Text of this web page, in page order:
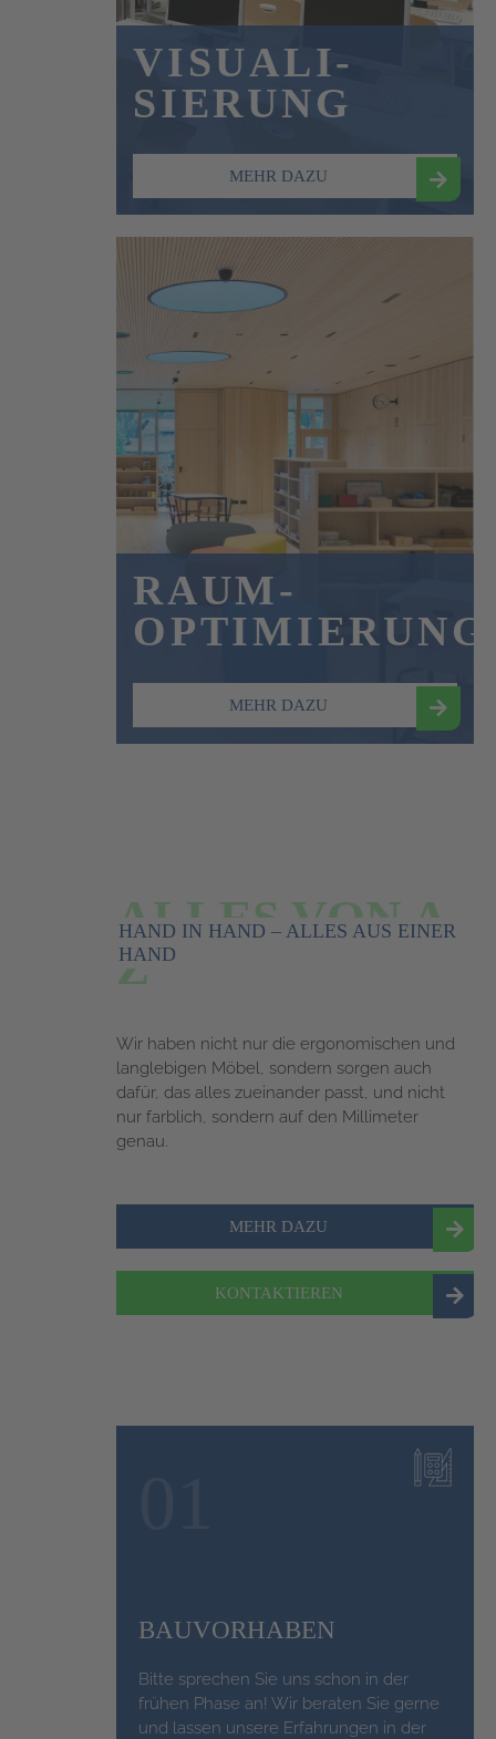
VISUALI-
SIERUNG
MEHR DAZU
RAUM-
OPTIMIERUNG
MEHR DAZU
ALLES VON A-
Z
HAND IN HAND – ALLES AUS EINER
HAND
Wir haben nicht nur die ergonomischen und
langlebigen Möbel, sondern sorgen auch
dafür, das alles zueinander passt, und nicht
nur farblich, sondern auf den Millimeter
genau.
MEHR DAZU
KONTAKTIEREN
BAUVORHABEN
Bitte sprechen Sie uns schon in der
frühen Phase an! Wir beraten Sie gerne
und lassen unsere Erfahrungen in der